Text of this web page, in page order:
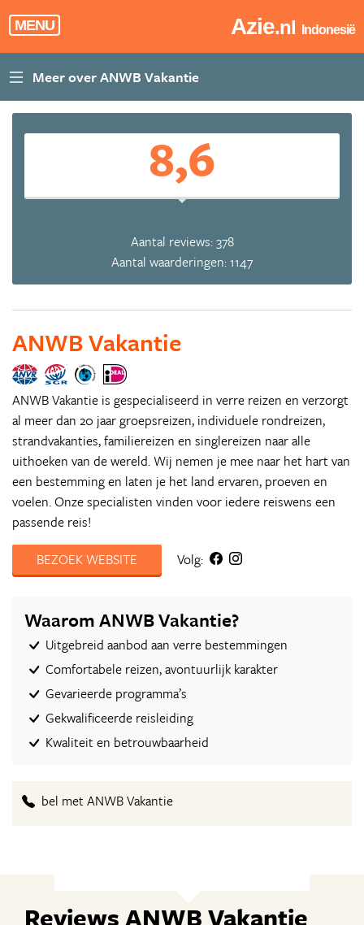
MENU Azie.nl Indonesië
8,6
Aantal reviews: 378
Aantal waarderingen: 1147
ANWB Vakantie
ANWB Vakantie is gespecialiseerd in verre reizen en verzorgt
al meer dan 20 jaar groepsreizen, individuele rondreizen,
strandvakanties, familiereizen en singlereizen naar alle
uithoeken van de wereld. Wij nemen je mee naar het hart van
een bestemming en laten je het land ervaren, proeven en
voelen. Onze specialisten vinden voor iedere reiswens een
passende reis!
BEZOEK WEBSITE
Volg:
Waarom ANWB Vakantie?
Uitgebreid aanbod aan verre bestemmingen
Comfortabele reizen, avontuurlijk karakter
Gevarieerde programma’s
Gekwalificeerde reisleiding
Kwaliteit en betrouwbaarheid
bel met ANWB Vakantie
Reviews ANWB Vakantie